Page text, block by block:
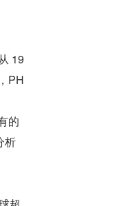
19
PH
的
析